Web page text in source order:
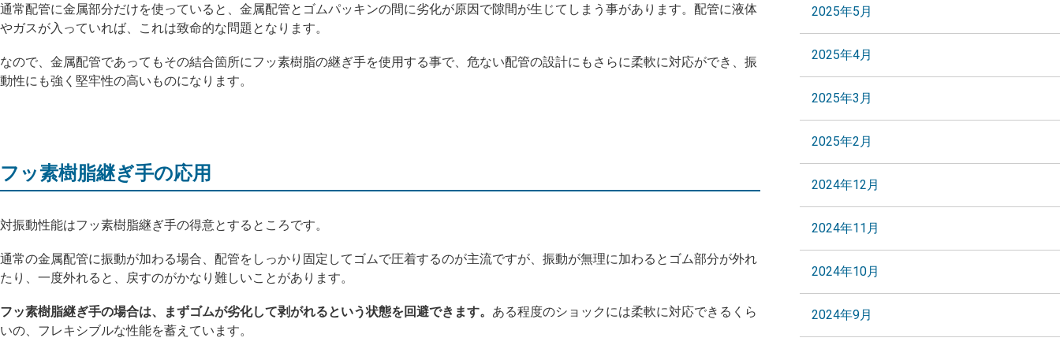
通常配管に金属部分だけを使っていると、金属配管とゴムパッキンの間に劣化が原因で隙間が生じてしまう事があります。配管に液体
やガスが入っていれば、これは致命的な問題となります。
なので、金属配管であってもその結合箇所にフッ素樹脂の継ぎ手を使用する事で、危ない配管の設計にもさらに柔軟に対応ができ、振
動性にも強く堅牢性の高いものになります。
フッ素樹脂継ぎ手の応用
対振動性能はフッ素樹脂継ぎ手の得意とするところです。
通常の金属配管に振動が加わる場合、配管をしっかり固定してゴムで圧着するのが主流ですが、振動が無理に加わるとゴム部分が外れ
たり、一度外れると、戻すのがかなり難しいことがあります。
フッ素樹脂継ぎ手の場合は、まずゴムが劣化して剥がれるという状態を回避できます。 ある程度のショックには柔軟に対応できるくら
いの、フレキシブルな性能を蓄えています。
2025年5月
2025年4月
2025年3月
2025年2月
2024年12月
2024年11月
2024年10月
2024年9月